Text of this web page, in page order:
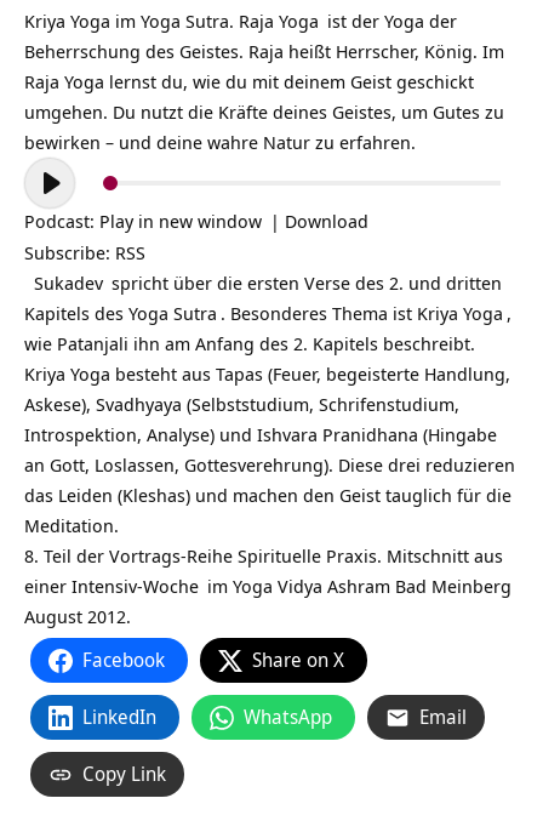
Kriya Yoga im Yoga Sutra. Raja Yoga ist der Yoga der
Beherrschung des Geistes. Raja heißt Herrscher, König. Im
Raja Yoga lernst du, wie du mit deinem Geist geschickt
umgehen. Du nutzt die Kräfte deines Geistes, um Gutes zu
bewirken – und deine wahre Natur zu erfahren.
Audio-
Player
Podcast: Play in new window | Download
Subscribe: RSS
Sukadev spricht über die ersten Verse des 2. und dritten
Kapitels des Yoga Sutra . Besonderes Thema ist Kriya Yoga ,
wie Patanjali ihn am Anfang des 2. Kapitels beschreibt.
Kriya Yoga besteht aus Tapas (Feuer, begeisterte Handlung,
Askese), Svadhyaya (Selbststudium, Schrifenstudium,
Introspektion, Analyse) und Ishvara Pranidhana (Hingabe
an Gott, Loslassen, Gottesverehrung). Diese drei reduzieren
das Leiden (Kleshas) und machen den Geist tauglich für die
Meditation.
8. Teil der Vortrags-Reihe Spirituelle Praxis. Mitschnitt aus
einer Intensiv-Woche im Yoga Vidya Ashram Bad Meinberg
August 2012.
Facebook Share on X
LinkedIn WhatsApp Email
Copy Link